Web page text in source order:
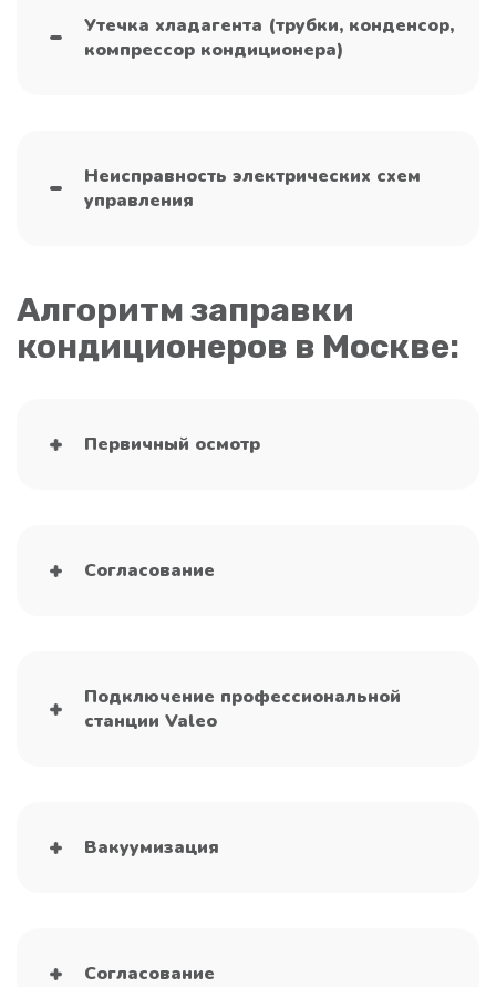
Утечка хладагента (трубки, конденсор,
компрессор кондиционера)
Неисправность электрических схем
управления
Алгоритм заправки
кондиционеров в Москве:
Первичный осмотр
Согласование
Подключение профессиональной
станции Valeo
Вакуумизация
Согласование